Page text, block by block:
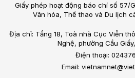
Giấy phép hoạt động báo chí số 57/
Văn hóa, Thể thao và Du lịch
Địa chỉ: Tầng 18, Toà nhà Cục Viễn
Nghệ, phường Cầu
Điện thoại:
Email: